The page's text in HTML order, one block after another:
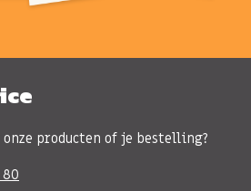
onze producten of je bestelling?